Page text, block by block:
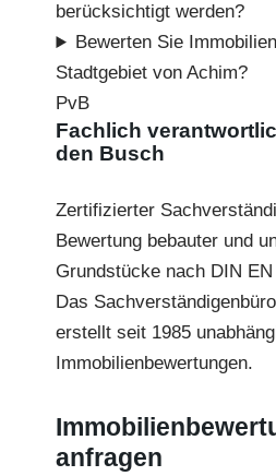
berücksichtigt werden?
Bewerten Sie
Stadtgebiet von Achim?
PvB
Fachlich
den Busch
Zertifizierter
Bewertung bebauter und
Grundstücke nach DIN
Das
erstellt seit 1985
Immobilienbewertungen.
anfragen